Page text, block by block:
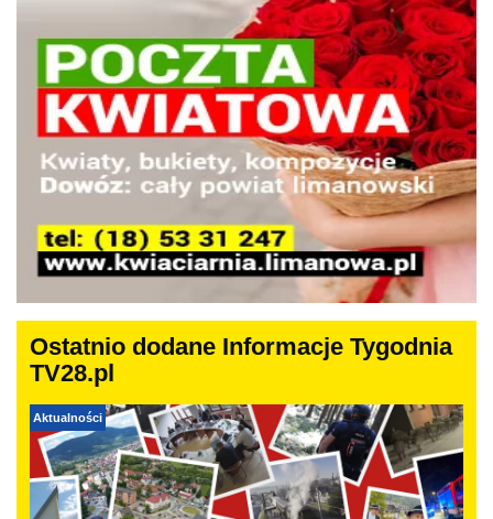
Ostatnio dodane Informacje Tygodnia
TV28.pl
Aktualności